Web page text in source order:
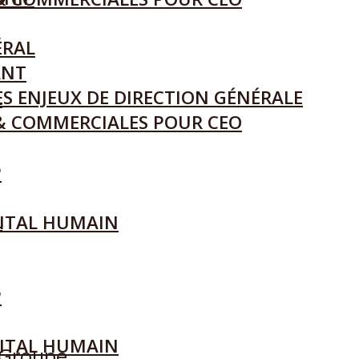
HUMAIN
ENJEUX DE DIRECTION GÉNÉRALE
POUR CEO
HUMAIN